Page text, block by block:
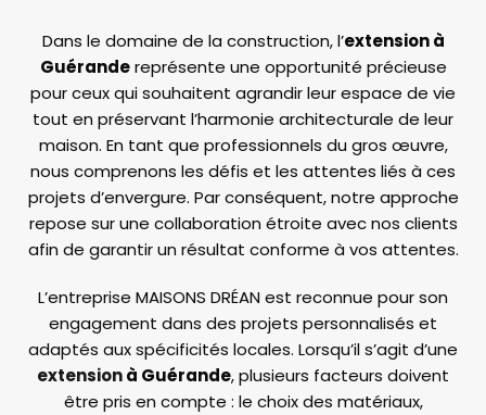
Dans le domaine de la construction, l’extension à
Guérandereprésente une opportunité précieuse
pour ceux qui souhaitent agrandir leur espace de vie
tout en préservant l’harmonie architecturale de leur
maison. En tant que professionnels du gros œuvre,
nous comprenons les défis et les attentes liés à ces
projets d’envergure. Par conséquent, notre approche
repose sur une collaboration étroite avec nos clients
afin de garantir un résultat conforme à vos attentes.
L’entreprise MAISONS DRÉAN est reconnue pour son
engagement dans des projets personnalisés et
adaptés aux spécificités locales. Lorsqu’il s’agit d’une
extensionà Guérande, plusieurs facteurs doivent
être pris en compte : le choix des matériaux,